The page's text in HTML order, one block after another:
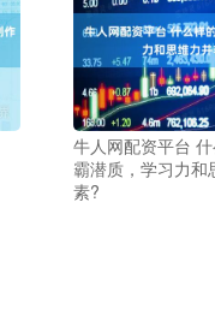
牛人网配资平台
霸潜质，学习力和
素?